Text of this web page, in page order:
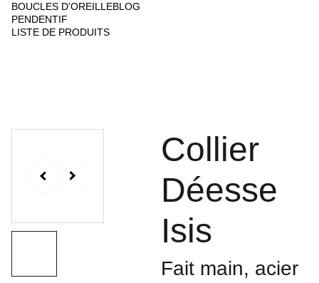
BOUCLES D'OREILLEBLOG
PENDENTIF
LISTE DE PRODUITS
Collier
Déesse
Isis
Fait main, acier